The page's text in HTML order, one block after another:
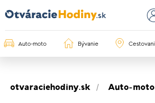
Auto-moto Bývanie
otvaraciehodiny.sk Auto-moto